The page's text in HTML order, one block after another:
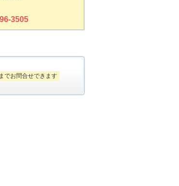
3505
でお問合せできます